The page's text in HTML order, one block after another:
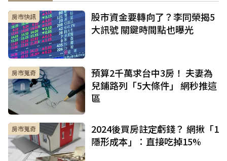
房市快訊
股市資金要轉向了？李同榮揭5
大訊號 關鍵時間點也曝光
房市蒐奇
預算2千萬求台中3房！ 夫妻為
兒鋪路列「5大條件」 網秒推這
區
房市蒐奇
2024後買房註定虧錢？ 網揪「1
隱形成本」：直接吃掉15%